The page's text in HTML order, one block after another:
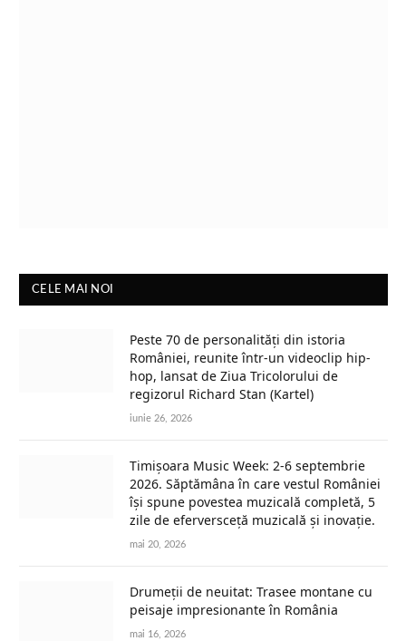
CELE MAI NOI
Peste 70 de personalități din istoria
României, reunite într-un videoclip hip-
hop, lansat de Ziua Tricolorului de
regizorul Richard Stan (Kartel)
iunie 26, 2026
Timișoara Music Week: 2-6 septembrie
2026. Săptămâna în care vestul României
își spune povestea muzicală completă, 5
zile de eferversceță muzicală și inovație.
mai 20, 2026
Drumeții de neuitat: Trasee montane cu
peisaje impresionante în România
mai 16, 2026